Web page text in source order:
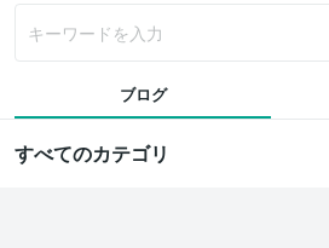
ブログ
すべてのカテゴリ